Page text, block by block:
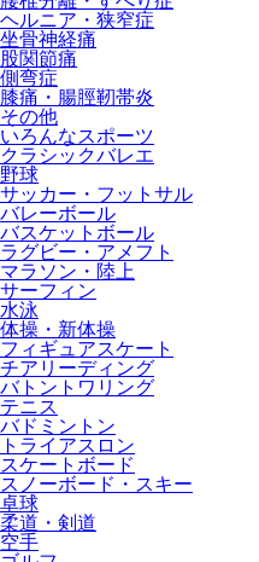
ヘルニア・狭窄症
坐骨神経痛
股関節痛
側弯症
膝痛・腸脛靭帯炎
その他
いろんなスポーツ
クラシックバレエ
野球
サッカー・フットサル
バレーボール
バスケットボール
ラグビー・アメフト
マラソン・陸上
サーフィン
水泳
体操・新体操
フィギュアスケート
チアリーディング
バトントワリング
テニス
バドミントン
トライアスロン
スケートボード
スノーボード・スキー
卓球
柔道・剣道
空手